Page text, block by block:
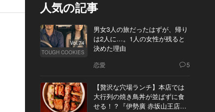
人気の記事
Vol.74
TOUGH COOKIES
男女3人の旅だったはずが、帰り
は2人に…。1人の女性が残ると
決めた理由
恋愛 5
【贅沢な穴場ランチ】本店では
大行列の焼き鳥丼が並ばずに食
せる！？『伊勢廣 赤坂山王店』